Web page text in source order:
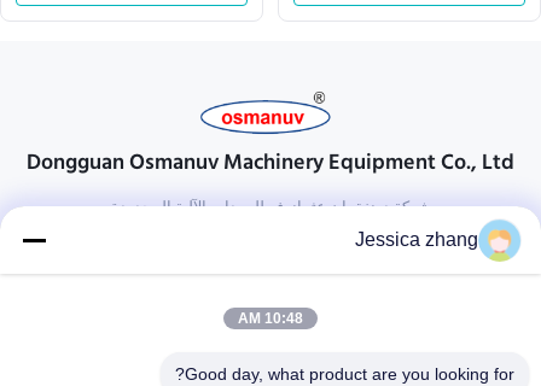
Dongguan Osmanuv Machinery Equipment Co., Ltd
شركة دونغقوان عثمانوف للمعدات الآلية المحدودة
تواصل معنا
28 الصناعية الثانية ، ليو تشونغ وي ، وانجيانغ ، دونغقوان ، قوانغدونغ ،
86-769 -88125248
Jessica zhang
10:48 AM
Good day, what product are you looking for?